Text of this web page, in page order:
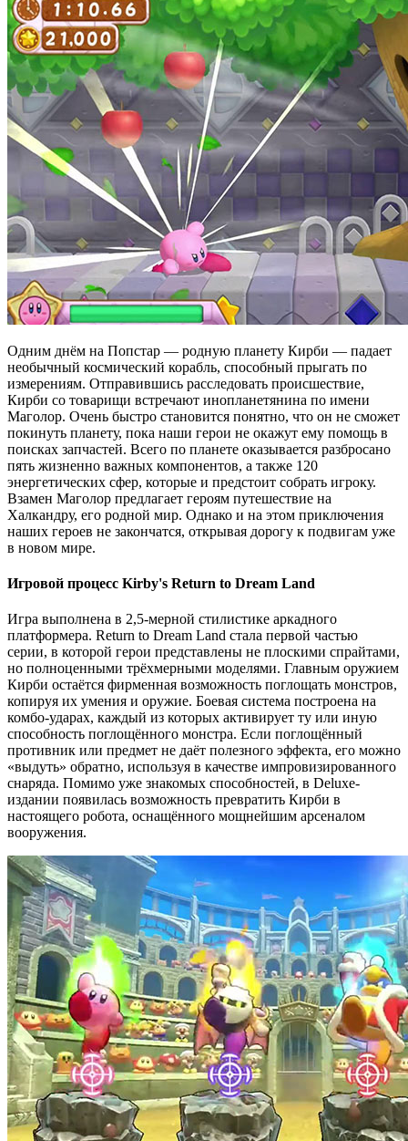
Одним днём на Попстар — родную планету Кирби — падает
необычный космический корабль, способный прыгать по
измерениям. Отправившись расследовать происшествие,
Кирби со товарищи встречают инопланетянина по имени
Маголор. Очень быстро становится понятно, что он не сможет
покинуть планету, пока наши герои не окажут ему помощь в
поисках запчастей. Всего по планете оказывается разбросано
пять жизненно важных компонентов, а также 120
энергетических сфер, которые и предстоит собрать игроку.
Взамен Маголор предлагает героям путешествие на
Халкандру, его родной мир. Однако и на этом приключения
наших героев не закончатся, открывая дорогу к подвигам уже
в новом мире.
Игровой процесс Kirby's Return to Dream Land
Игра выполнена в 2,5-мерной стилистике аркадного
платформера. Return to Dream Land стала первой частью
серии, в которой герои представлены не плоскими спрайтами,
но полноценными трёхмерными моделями. Главным оружием
Кирби остаётся фирменная возможность поглощать монстров,
копируя их умения и оружие. Боевая система построена на
комбо-ударах, каждый из которых активирует ту или иную
способность поглощённого монстра. Если поглощённый
противник или предмет не даёт полезного эффекта, его можно
«выдуть» обратно, используя в качестве импровизированного
снаряда. Помимо уже знакомых способностей, в Deluxe-
издании появилась возможность превратить Кирби в
настоящего робота, оснащённого мощнейшим арсеналом
вооружения.